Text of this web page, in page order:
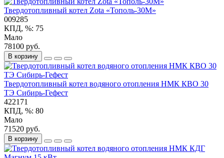
Твердотопливный котел Zota «Тополь-30М»
009285
КПД, %: 75
Мало
78100 руб.
В корзину
Твердотопливный котел водяного отопления НМК КВО 30
ТЭ Сибирь-Гефест
422171
КПД, %: 80
Мало
71520 руб.
В корзину